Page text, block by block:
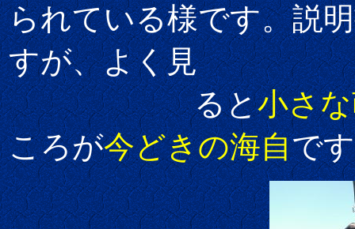
られている様です。説
すが、よく見
ると小さ
ころが今どきの海自で